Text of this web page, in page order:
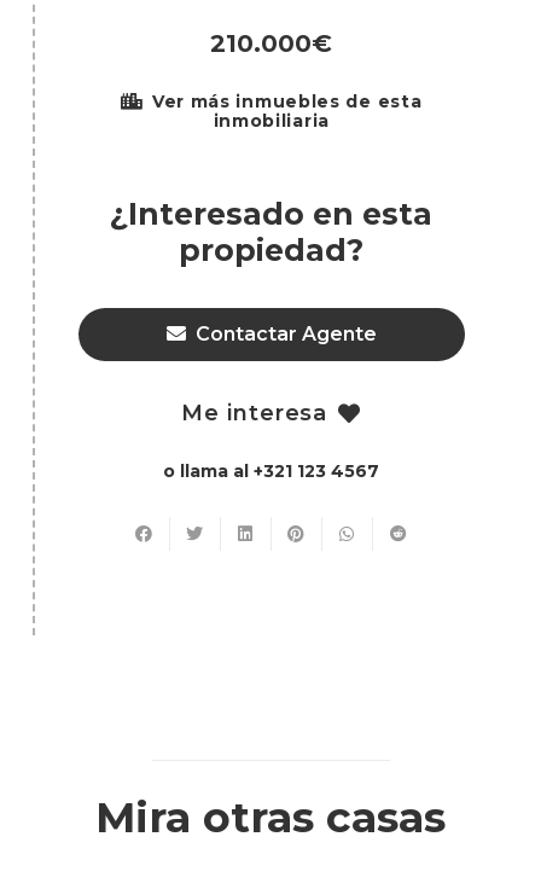
210.000€
Ver más inmuebles de esta
inmobiliaria
¿Interesado en esta
propiedad?
Contactar Agente
Me interesa
o llama al +321 123 4567
Mira otras casas